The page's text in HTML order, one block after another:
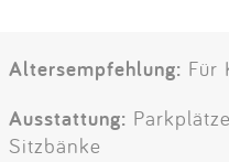
Altersempfehlung: Für
Ausstattung:
Sitzbänke